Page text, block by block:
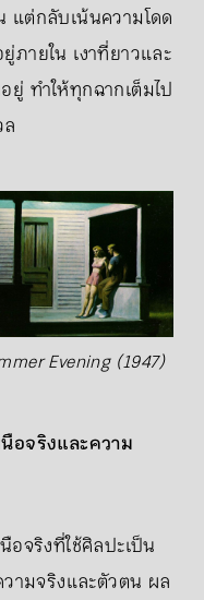
แต่กลับเน้นความโดด
ายใน เงาที่ยาวและ
ทำให้ทุกฉากเต็มไป
Evening (1947)
จริงและความ
จริงที่ใช้ศิลปะเป็น
วามจริงและตัวตน ผล